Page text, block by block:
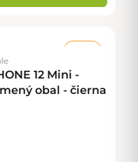
12 Mini -
obal - čierna